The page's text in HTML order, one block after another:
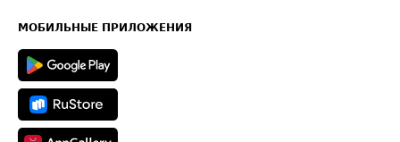
Техническая информация
МОБИЛЬНЫЕ ПРИЛОЖЕНИЯ